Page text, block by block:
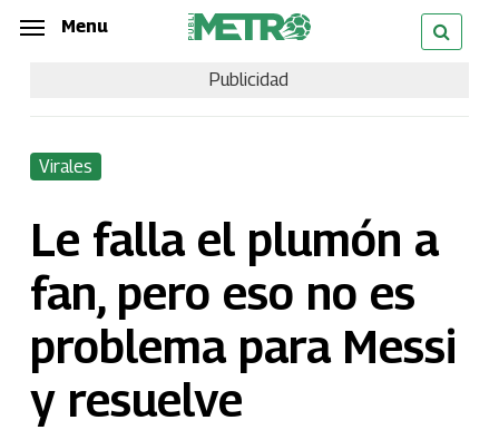
Skip
content
Menu
Publicidad
Virales
Le falla el plumón a
fan, pero eso no es
problema para Messi
y resuelve
Menu